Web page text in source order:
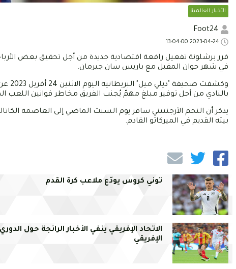
الأخبار العالمية
قرر برشلونة تفعيل رافعة اقتصادية جديدة من أجل تحقيق بعض
في شهر جوان المقبل مع باريس سان جيرمان.
بالنادي من أجل توفير مبلغ مهمّ يُجنب الفريق مخاطر قوانين اللعب
بيته القديم في الميركاتو القادم.
توني كروس يودّع ملاعب كرة القدم
الاتحاد الإفريقي ينفي الأخبار الرائجة حول الدوري
الإفريقي